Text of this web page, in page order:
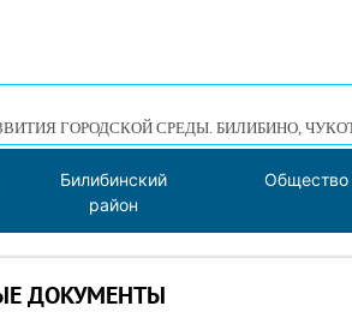
ГОРОДСКОЙ СРЕДЫ. БИЛИБИНО,
Билибинский
район
Общество
ДОКУМЕНТЫ